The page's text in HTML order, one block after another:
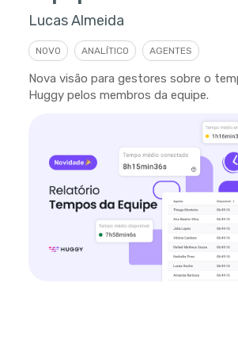
Lucas Almeida
NOVO ANALÍTICO AGENTES
Nova visão para gestores sobre o
Huggy pelos membros da equipe.